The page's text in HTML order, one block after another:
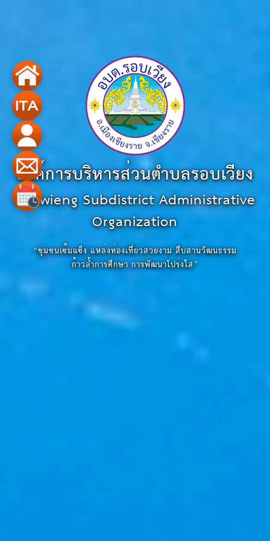
องค์การบริหารส่วนตำบลรอบเวียง
Robwieng Subdistrict Administrative
Organization
“ชุมชนเข้มแข็ง แหล่งท่องเที่ยวสวยงาม สืบสานวัฒนธรรม
ก้าวล้ำการศึกษา การพัฒนาโปร่งใส”